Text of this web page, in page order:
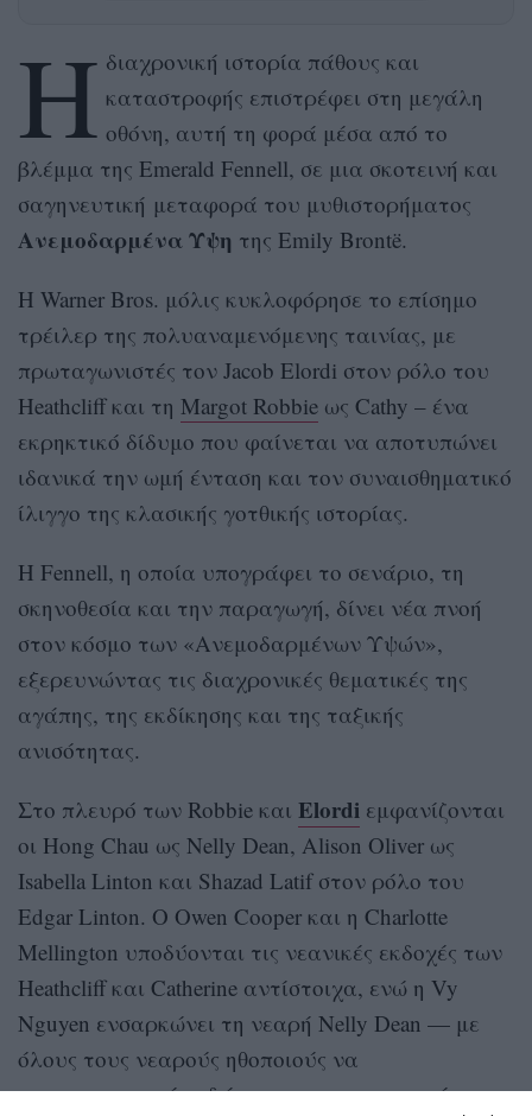
Η διαχρονική ιστορία πάθους και
καταστροφής επιστρέφει στη μεγάλη
οθόνη, αυτή τη φορά μέσα από το
βλέμμα της Emerald Fennell, σε μια σκοτεινή και
σαγηνευτική μεταφορά του μυθιστορήματος
Ανεμοδαρμένα Ύψη της Emily Brontë.
Η Warner Bros. μόλις κυκλοφόρησε το επίσημο
τρέιλερ της πολυαναμενόμενης ταινίας, με
πρωταγωνιστές τον Jacob Elordi στον ρόλο του
Heathcliff και τη Margot Robbie ως Cathy – ένα
εκρηκτικό δίδυμο που φαίνεται να αποτυπώνει
ιδανικά την ωμή ένταση και τον συναισθηματικό
ίλιγγο της κλασικής γοτθικής ιστορίας.
Η Fennell, η οποία υπογράφει το σενάριο, τη
σκηνοθεσία και την παραγωγή, δίνει νέα πνοή
στον κόσμο των «Ανεμοδαρμένων Υψών»,
εξερευνώντας τις διαχρονικές θεματικές της
αγάπης, της εκδίκησης και της ταξικής
ανισότητας.
Στο πλευρό των Robbie και Elordi εμφανίζονται
οι Hong Chau ως Nelly Dean, Alison Oliver ως
Isabella Linton και Shazad Latif στον ρόλο του
Edgar Linton. Ο Owen Cooper και η Charlotte
Mellington υποδύονται τις νεανικές εκδοχές των
Heathcliff και Catherine αντίστοιχα, ενώ η Vy
Nguyen ενσαρκώνει τη νεαρή Nelly Dean — με
όλους τους νεαρούς ηθοποιούς να
πραγματοποιούν εδώ το κινηματογραφικό τους